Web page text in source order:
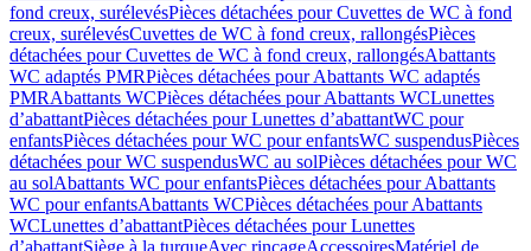
fond creux, surélevésPièces détachées pour Cuvettes de WC à fond
creux, surélevésCuvettes de WC à fond creux, rallongésPièces
détachées pour Cuvettes de WC à fond creux, rallongésAbattants
WC adaptés PMRPièces détachées pour Abattants WC adaptés
PMRAbattants WCPièces détachées pour Abattants WCLunettes
d’abattantPièces détachées pour Lunettes d’abattantWC pour
enfantsPièces détachées pour WC pour enfantsWC suspendusPièces
détachées pour WC suspendusWC au solPièces détachées pour WC
au solAbattants WC pour enfantsPièces détachées pour Abattants
WC pour enfantsAbattants WCPièces détachées pour Abattants
WCLunettes d’abattantPièces détachées pour Lunettes
d’abattantSiège à la turqueAvec rinçageAccessoiresMatériel de